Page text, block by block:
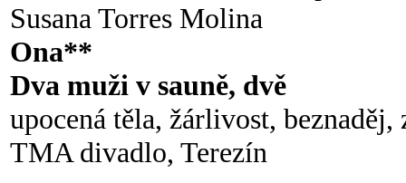
Susana Torres Molina
Ona**
Dva muži v sauně, dvě
upocená těla, žárlivost,
TMA divadlo, Terezín